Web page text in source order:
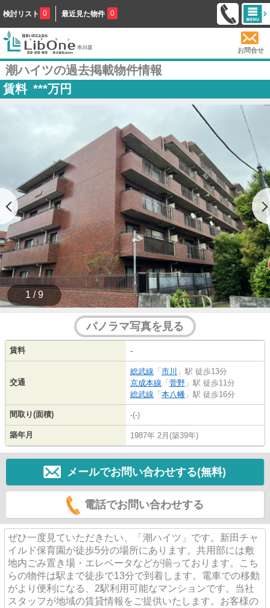
検討リスト 0 最近見た物件 0
お問合せ
潮ハイツの過去掲載物件情報
賃料 ***万円
1 / 9
パノラマ写真を見る
賃料 -
交通
総武線 「 市川 」駅 徒歩13分
京成本線 「 菅野 」駅 徒歩11分
総武線 「 本八幡 」駅 徒歩16分
間取り(面積) -(-)
築年月 1987年 2月(築39年)
メールでお問い合わせする(無料)
電話でお問い合わせする
ぜひ一度見ていただきたい、「潮ハイツ」です。新田チャ
イルド保育園が徒歩5分の場所にあります。共用部には敷
地内ごみ置き場・エレベータなどが揃っております。こち
らの物件は駅まで徒歩で13分で到着します。電車での移動
がより便利になる、2駅利用可能なマンションです。当社
スタッフが地域の賃貸情報をご提供いたします。お客様の